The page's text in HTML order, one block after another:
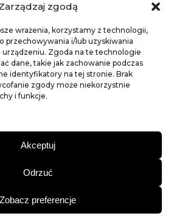
zgodą
wrażenia, korzystamy z technologii,
przechowywania i/lub uzyskiwania
urządzeniu. Zgoda na te technologie
dane, takie jak zachowanie podczas
identyfikatory na tej stronie. Brak
zgody może niekorzystnie
i funkcje.
Akceptuj
Odrzuć
Zobacz preferencje
Regulamin